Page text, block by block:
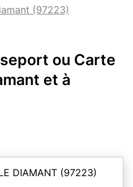
(97223)
ou Carte
et à
DIAMANT (97223)